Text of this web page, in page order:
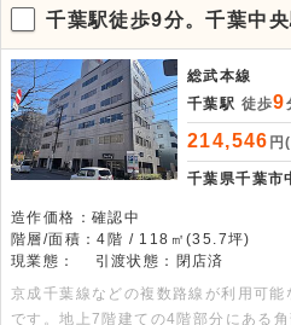
千葉駅徒歩9分。千葉中
事務所
総武本線
千葉駅 徒歩9
214,546 円
千葉県千葉市
造作価格：確認中
階層/面積：4階 / 118㎡(35.7坪)
現業態：
引渡状態：閉店済
京成千葉線などの複数路線が利用可
です。地上7階建ての4階部分にある